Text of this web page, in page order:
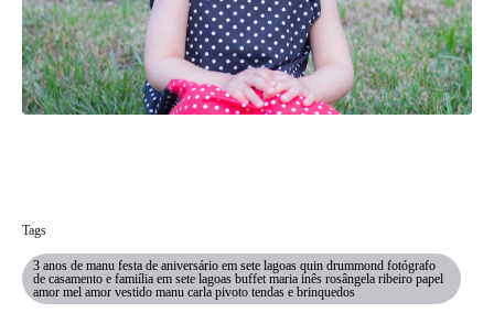
Tags
3 anos de manu festa de aniversário em sete lagoas quin drummond fotógrafo
de casamento e famiília em sete lagoas buffet maria inês rosângela ribeiro papel
amor mel amor vestido manu carla pivoto tendas e brinquedos